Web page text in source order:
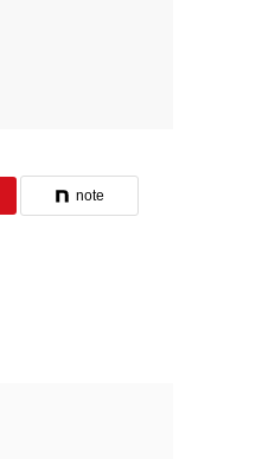
note